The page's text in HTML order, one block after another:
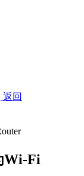
返回
Wi-Fi